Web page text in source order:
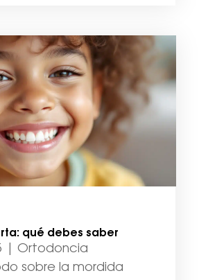
qué debes saber
Ortodoncia
sobre la mordida